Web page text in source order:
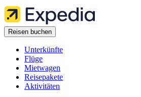
Reisen buchen
Unterkünfte
Flüge
Mietwagen
Reisepakete
Aktivitäten